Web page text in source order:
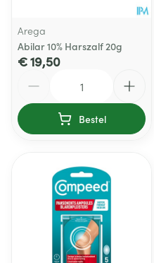
Arega
Abilar 10% Harszalf 20g
€ 19,50
Bestel